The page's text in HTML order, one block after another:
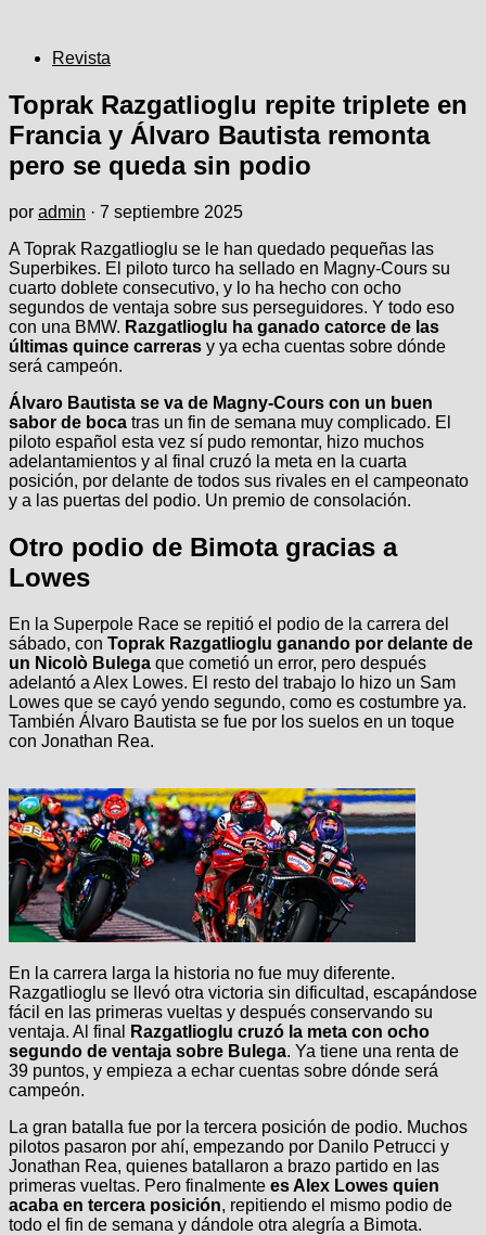
Revista
Toprak Razgatlioglu repite triplete en
Francia y Álvaro Bautista remonta
pero se queda sin podio
por admin · 7 septiembre 2025
A Toprak Razgatlioglu se le han quedado pequeñas las
Superbikes. El piloto turco ha sellado en Magny-Cours su
cuarto doblete consecutivo, y lo ha hecho con ocho
segundos de ventaja sobre sus perseguidores. Y todo eso
con una BMW. Razgatlioglu ha ganado catorce de las
últimas quince carreras y ya echa cuentas sobre dónde
será campeón.
Álvaro Bautista se va de Magny-Cours con un buen
sabor de boca tras un fin de semana muy complicado. El
piloto español esta vez sí pudo remontar, hizo muchos
adelantamientos y al final cruzó la meta en la cuarta
posición, por delante de todos sus rivales en el campeonato
y a las puertas del podio. Un premio de consolación.
Otro podio de Bimota gracias a
Lowes
En la Superpole Race se repitió el podio de la carrera del
sábado, con Toprak Razgatlioglu ganando por delante de
un Nicolò Bulega que cometió un error, pero después
adelantó a Alex Lowes. El resto del trabajo lo hizo un Sam
Lowes que se cayó yendo segundo, como es costumbre ya.
También Álvaro Bautista se fue por los suelos en un toque
con Jonathan Rea.
En la carrera larga la historia no fue muy diferente.
Razgatlioglu se llevó otra victoria sin dificultad, escapándose
fácil en las primeras vueltas y después conservando su
ventaja. Al final
Razgatlioglu cruzó la meta con ocho
segundo de ventaja sobre Bulega. Ya tiene una renta de
39 puntos, y empieza a echar cuentas sobre dónde será
campeón.
La gran batalla fue por la tercera posición de podio. Muchos
pilotos pasaron por ahí, empezando por Danilo Petrucci y
Jonathan Rea, quienes batallaron a brazo partido en las
primeras vueltas. Pero finalmente es Alex Lowes quien
acaba en tercera posición, repitiendo el mismo podio de
todo el fin de semana y dándole otra alegría a Bimota.